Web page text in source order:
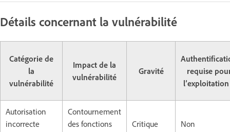
Détails concernant la vulnérabilité
Catégorie de
la
vulnérabilité
Impact de la
vulnérabilité
Gravité
requise
l’exploitation
Autorisation
incorrecte
Contournement
des fonctions
Critique Non